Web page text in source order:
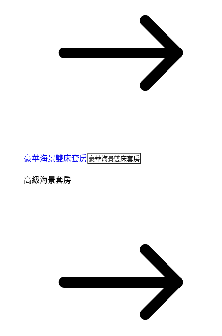
豪華海景雙床套房豪華海景雙床套房
高級海景套房